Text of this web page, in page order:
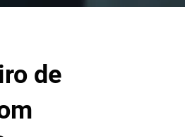
de